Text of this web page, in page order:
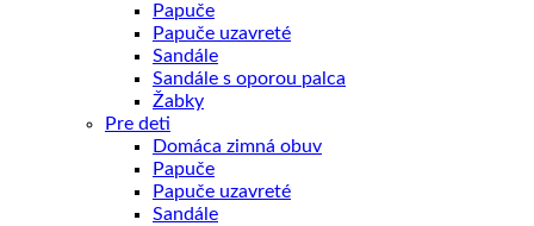
Papuče
Papuče uzavreté
Sandále
Sandále s oporou palca
Žabky
Pre deti
Domáca zimná obuv
Papuče
Papuče uzavreté
Sandále